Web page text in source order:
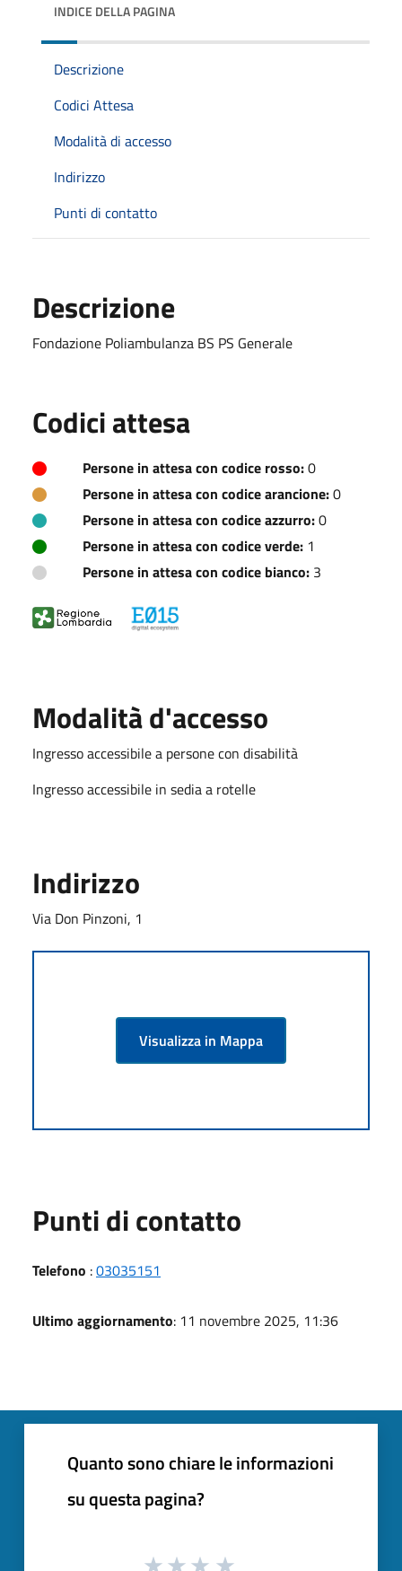
INDICE DELLA PAGINA
Descrizione
Codici Attesa
Modalità di accesso
Indirizzo
Punti di contatto
Descrizione
Fondazione Poliambulanza BS PS Generale
Codici attesa
Persone in attesa con codice rosso:0
Persone in attesa con codice arancione:0
Persone in attesa con codice azzurro:0
Persone in attesa con codice verde: 1
Persone in attesa con codice bianco: 3
Modalità d'accesso
Ingresso accessibile a persone con disabilità
Ingresso accessibile in sedia a rotelle
Indirizzo
Via Don Pinzoni, 1
Visualizza in Mappa
Punti di contatto
Telefono :03035151
Ultimo aggiornamento: 11 novembre 2025, 11:36
Quanto sono chiare le informazioni
su questa pagina?